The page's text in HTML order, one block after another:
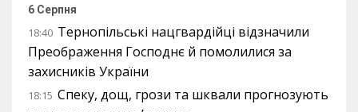
6 Серпня
18:40 Тернопільські нацгвардійці відзначили
Преображення Господнє й помолилися за
захисників України
18:15 Спеку, дощ, грози та шквали прогнозують